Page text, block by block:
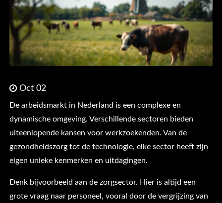
Oct 02
De arbeidsmarkt in Nederland is een complexe en
dynamische omgeving. Verschillende sectoren bieden
uiteenlopende kansen voor werkzoekenden. Van de
gezondheidszorg tot de technologie, elke sector heeft zijn
eigen unieke kenmerken en uitdagingen.
Denk bijvoorbeeld aan de zorgsector. Hier is altijd een
grote vraag naar personeel, vooral door de vergrijzing van